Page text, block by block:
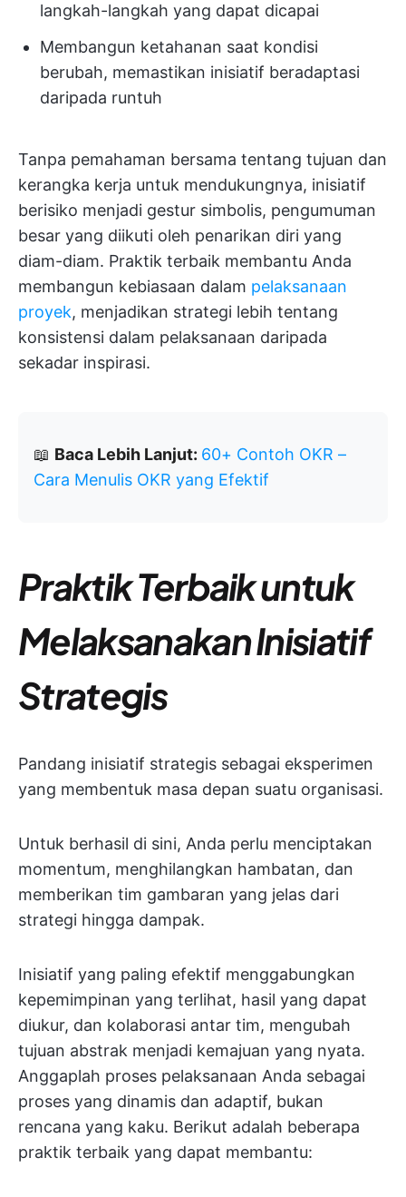
langkah-langkah yang dapat dicapai
Membangun ketahanan saat kondisi
berubah, memastikan inisiatif beradaptasi
daripada runtuh
Tanpa pemahaman bersama tentang tujuan dan
kerangka kerja untuk mendukungnya, inisiatif
berisiko menjadi gestur simbolis, pengumuman
besar yang diikuti oleh penarikan diri yang
diam-diam. Praktik terbaik membantu Anda
membangun kebiasaan dalam pelaksanaan
proyek, menjadikan strategi lebih tentang
konsistensi dalam pelaksanaan daripada
sekadar inspirasi.
📖 Baca Lebih Lanjut: 60+ Contoh OKR –
Cara Menulis OKR yang Efektif
Praktik Terbaik untuk
Melaksanakan Inisiatif
Strategis
Pandang inisiatif strategis sebagai eksperimen
yang membentuk masa depan suatu organisasi.
Untuk berhasil di sini, Anda perlu menciptakan
momentum, menghilangkan hambatan, dan
memberikan tim gambaran yang jelas dari
strategi hingga dampak.
Inisiatif yang paling efektif menggabungkan
kepemimpinan yang terlihat, hasil yang dapat
diukur, dan kolaborasi antar tim, mengubah
tujuan abstrak menjadi kemajuan yang nyata.
Anggaplah proses pelaksanaan Anda sebagai
proses yang dinamis dan adaptif, bukan
rencana yang kaku. Berikut adalah beberapa
praktik terbaik yang dapat membantu: